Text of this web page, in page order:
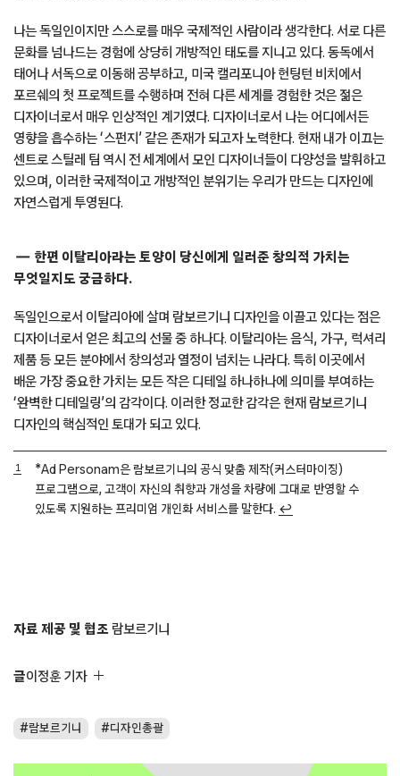
나는 독일인이지만 스스로를 매우 국제적인 사람이라 생각한다. 서로 다른
문화를 넘나드는 경험에 상당히 개방적인 태도를 지니고 있다. 동독에서
태어나 서독으로 이동해 공부하고, 미국 캘리포니아 헌팅턴 비치에서
포르쉐의 첫 프로젝트를 수행하며 전혀 다른 세계를 경험한 것은 젊은
디자이너로서 매우 인상적인 계기였다. 디자이너로서 나는 어디에서든
영향을 흡수하는 ‘스펀지’ 같은 존재가 되고자 노력한다. 현재 내가 이끄는
센트로 스틸레 팀 역시 전 세계에서 모인 디자이너들이 다양성을 발휘하고
있으며, 이러한 국제적이고 개방적인 분위기는 우리가 만드는 디자인에
자연스럽게 투영된다.
한편 이탈리아라는 토양이 당신에게 일러준 창의적 가치는
무엇일지도 궁금하다.
독일인으로서 이탈리아에 살며 람보르기니 디자인을 이끌고 있다는 점은
디자이너로서 얻은 최고의 선물 중 하나다. 이탈리아는 음식, 가구, 럭셔리
제품 등 모든 분야에서 창의성과 열정이 넘치는 나라다. 특히 이곳에서
배운 가장 중요한 가치는 모든 작은 디테일 하나하나에 의미를 부여하는
‘완벽한 디테일링’의 감각이다. 이러한 정교한 감각은 현재 람보르기니
디자인의 핵심적인 토대가 되고 있다.
*Ad Personam은 람보르기니의 공식 맞춤 제작(커스터마이징)
프로그램으로, 고객이 자신의 취향과 개성을 차량에 그대로 반영할 수
있도록 지원하는 프리미엄 개인화 서비스를 말한다. ↩︎
자료 제공 및 협조 람보르기니
글이정훈 기자
람보르기니 디자인총괄